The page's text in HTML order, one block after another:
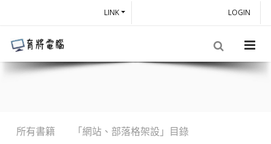
LOGIN
LINK
所有書籍 「網站、部落格架設」目錄